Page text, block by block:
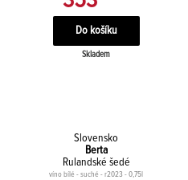
Skladem
Slovensko
Berta
Rulandské šedé
víno bílé - suché - r2023 - 0,75l